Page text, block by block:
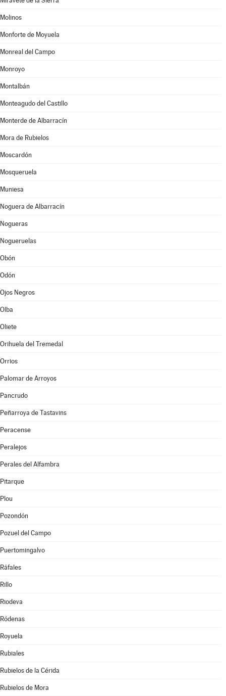
Molinos
Monforte de Moyuela
Monreal del Campo
Monroyo
Montalbán
Monteagudo del Castillo
Monterde de Albarracín
Mora de Rubielos
Moscardón
Mosqueruela
Muniesa
Noguera de Albarracín
Nogueras
Nogueruelas
Obón
Odón
Ojos Negros
Olba
Oliete
Orihuela del Tremedal
Orrios
Palomar de Arroyos
Pancrudo
Peñarroya de Tastavins
Peracense
Peralejos
Perales del Alfambra
Pitarque
Plou
Pozondón
Pozuel del Campo
Puertomingalvo
Ráfales
Rillo
Riodeva
Ródenas
Royuela
Rubiales
Rubielos de la Cérida
Rubielos de Mora